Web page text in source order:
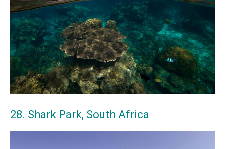
28. Shark Park, South Africa